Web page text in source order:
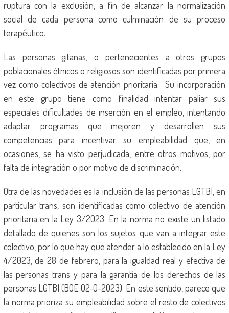
ruptura con la exclusión, a fin de alcanzar la normalización
social de cada persona como culminación de su proceso
terapéutico.
Las personas gitanas, o pertenecientes a otros grupos
poblacionales étnicos o religiosos son identificadas por primera
vez como colectivos de atención prioritaria. Su incorporación
en este grupo tiene como finalidad intentar paliar sus
especiales dificultades de inserción en el empleo, intentando
adaptar programas que mejoren y desarrollen sus
competencias para incentivar su empleabilidad que, en
ocasiones, se ha visto perjudicada, entre otros motivos, por
falta de integración o por motivo de discriminación.
Otra de las novedades es la inclusión de las personas LGTBI, en
particular trans,son identificadas como colectivo de atención
prioritaria en la Ley 3/2023. En la norma no existe un listado
detallado de quienes son los sujetos que van a integrar este
colectivo, por lo que hay que atender a lo establecido en la Ley
4/2023, de 28 de febrero, para la igualdad real y efectiva de
las personas trans y para la garantía de los derechos de las
personas LGTBI (BOE 02-0-2023). En este sentido, parece que
la norma prioriza su empleabilidad sobre el resto de colectivos